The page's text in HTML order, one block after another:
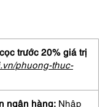
trước 20% giá trị
phuong-thuc-
ngân hàng: Nhập